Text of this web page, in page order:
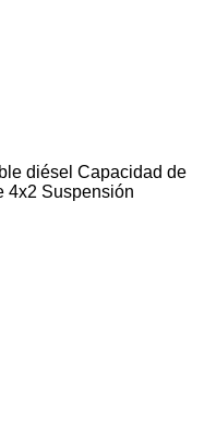
diésel Capacidad de
4x2 Suspensión